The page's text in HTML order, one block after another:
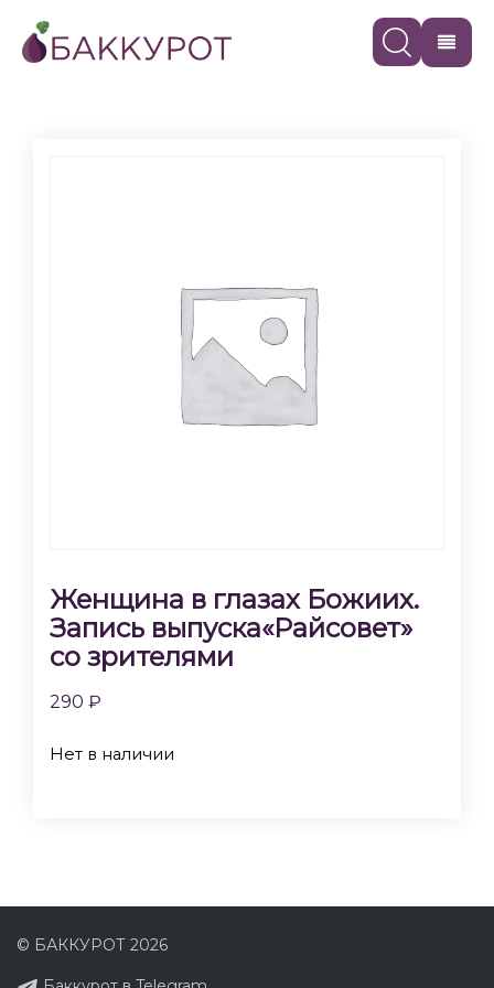
Женщина в глазах Божиих.
Запись выпуска«Райсовет»
со зрителями
290 ₽
Нет в наличии
© БАККУРОТ 2026